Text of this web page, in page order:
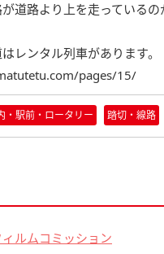
道路より上を走っているの
レンタル列車があります。
pages/15/
・駅前・ロータリー 踏切・線路
ルムコミッション